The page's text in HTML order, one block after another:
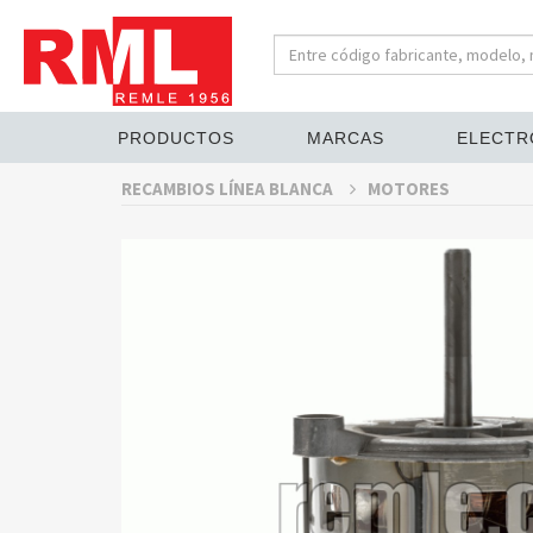
PRODUCTOS MARCAS
RECAMBIOS LÍNEA BLANCA MOTORES